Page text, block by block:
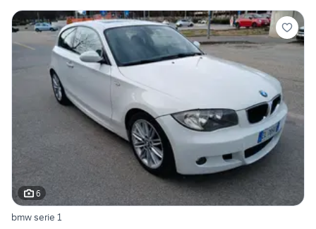
6
bmw serie 1